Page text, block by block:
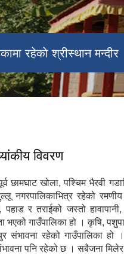
रहेकाे श्रीस्थान मन्दीर
समुदघाटन कार्यक्रम ।
रहेकाे धर्मशाला ।
विवरण
छामघाट खोला, पश्चिम भैरवी
नगरपालिकाभित्र रहेको रमणीय
र तराईको जस्तो
गाउँपालिका हो । कृषि,
संभावना रहेको गाउँपालिका
पनि रहेको छ । सबैजना मिलेर